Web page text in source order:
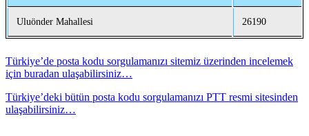
Uluönder Mahallesi 26190
Türkiye’de posta kodu sorgulamanızı sitemiz üzerinden incelemek
için buradan ulaşabilirsiniz…
Türkiye’deki bütün posta kodu sorgulamanızı PTT resmi sitesinden
ulaşabilirsiniz…